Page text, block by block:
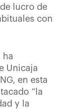
lucro de
con
ha
Unicaja
en esta
“la
y la